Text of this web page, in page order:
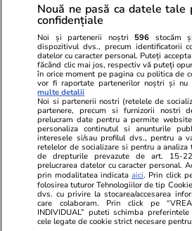
Știri România
Proiectul Nordis Sinaia,
era vândut cu peste
doar o groapă abandonată
spun autoritățile din oraș
Știri România
Centrala de la Mintia, cea
din UE, începe livrarea de
național
Nouă ne pasă ca datele tale
confidențiale
Noi și partenerii noștri 596 stocăm
dispozitivul dvs., precum identificatorii
datelor cu caracter personal. Puteți
făcând clic mai jos, respectiv vă puteți
în orice moment pe pagina cu politica de
vor fi raportate partenerilor noștri și nu
multe detalii
Noi si partenerii nostri (retelele de
partenere, precum si furnizorii nostri
prelucram date pentru a permite
personaliza continutul si anunturile
interesele si/sau profilul dvs., pentru a
retelelor de socializare si pentru a
de drepturile prevazute de art. 15-
prelucrarea datelor cu caracter personal.
prin modalitatea indicataaici. Prin click
folosirea tuturor Tehnologiilor de tip
dvs. cu privire la stocarea/accesarea
care colaboram. Prin click pe
INDIVIDUAL” puteti schimba
cele legate de cookie strict necesare